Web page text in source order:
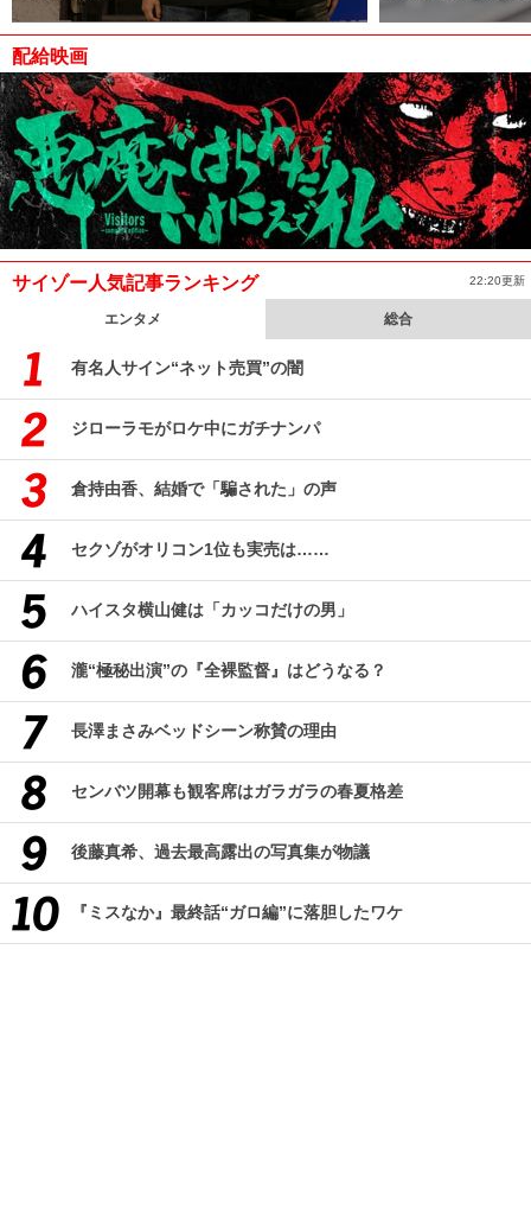
配給映画
サイゾー人気記事ランキング 22:20更新
エンタメ 総合
有名人サイン“ネット売買”の闇
ジローラモがロケ中にガチナンパ
倉持由香、結婚で「騙された」の声
セクゾがオリコン1位も実売は……
ハイスタ横山健は「カッコだけの男」
瀧“極秘出演”の『全裸監督』はどうなる？
長澤まさみベッドシーン称賛の理由
センバツ開幕も観客席はガラガラの春夏格差
後藤真希、過去最高露出の写真集が物議
『ミスなか』最終話“ガロ編”に落胆したワケ